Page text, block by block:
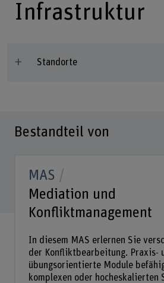
Infrastruktur
Standorte
Bestandteil von
MAS
Mediation und
Konfliktmanagement
In diesem MAS erlernen Sie
der Konfliktbearbeitung. Praxis-
übungsorientierte Module
komplexen oder hocheskalierten